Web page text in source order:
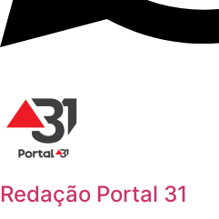
Redação Portal 31